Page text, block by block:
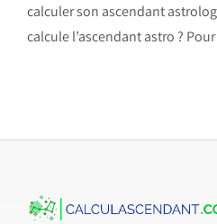
calculer son ascendant
calcule l’ascendant astro ? Pour